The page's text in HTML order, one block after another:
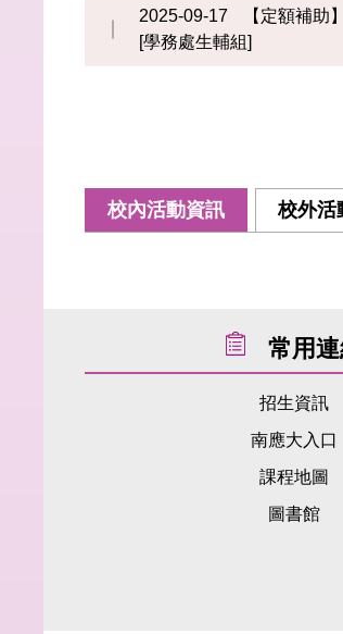
2025-09-17
【定額補助
[學務處生輔組]
校內活動資訊 校外活
常用
招生資訊
南應大入口
課程地圖
圖書館